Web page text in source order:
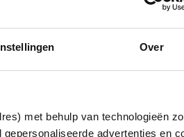
Over
met behulp van technologieën
advertenties en